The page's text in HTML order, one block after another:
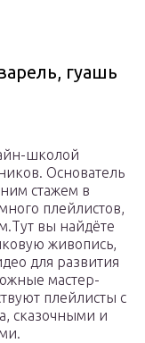
гуашь
школой
Основатель
стажем в
плейлистов,
вы найдёте
живопись,
для развития
мастер-
плейлисты с
сказочными и